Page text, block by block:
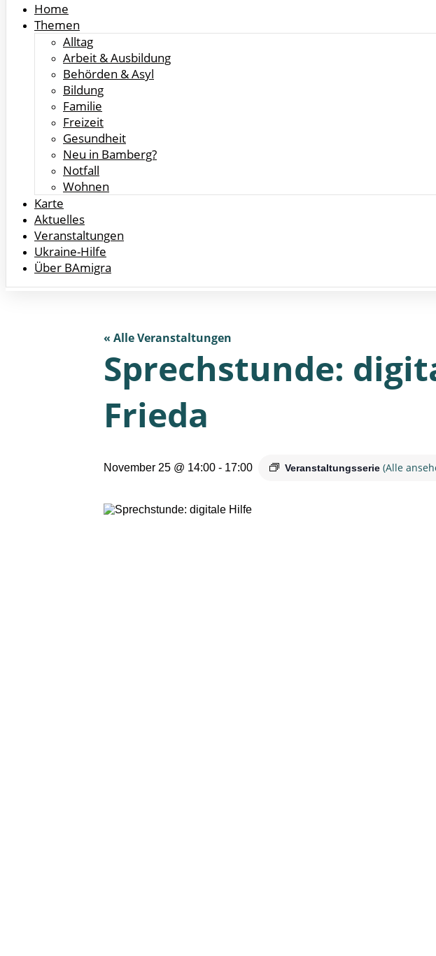
Home
Themen
Alltag
Arbeit & Ausbildung
Behörden & Asyl
Bildung
Familie
Freizeit
Gesundheit
Neu in Bamberg?
Notfall
Wohnen
Karte
Aktuelles
Veranstaltungen
Ukraine-Hilfe
Über BAmigra
« Alle Veranstaltungen
Sprechstunde:
Frieda
November 25 @ 14:00 - 17:00 Veranstaltungsserie (Alle